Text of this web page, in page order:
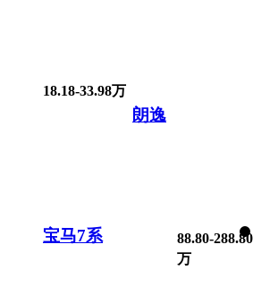
18.18-33.98万
朗逸
宝马7系
88.80-288.80
万